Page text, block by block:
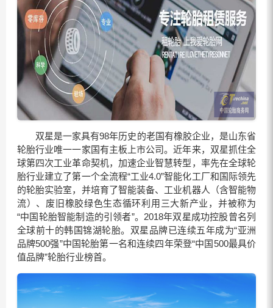
双星是一家具有98年历史的老国有橡胶企业，是山东省
轮胎行业唯一一家国有主板上市公司。近年来，双星抓住全
球第四次工业革命契机，加速企业智慧转型，率先在全球轮
胎行业建立了第一个全流程“工业4.0”智能化工厂和国际领先
的轮胎实验室，并培育了智能装备、工业机器人（含智能物
流）、废旧橡胶绿色生态循环利用三大新产业，并被称为
“中国轮胎智能制造的引领者”。2018年双星成功控股曾名列
全球前十的韩国锦湖轮胎。双星品牌已连续五年成为“亚洲
品牌500强”中国轮胎第一名和连续四年荣登“中国500最具价
值品牌”轮胎行业榜首。